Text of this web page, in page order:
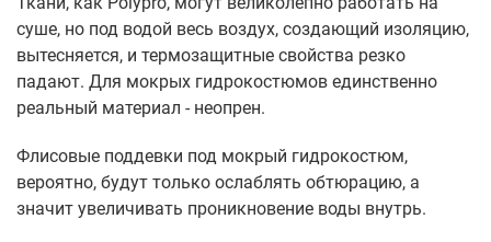
суше, но под водой весь воздух, создающий изоляцию,
вытесняется, и термозащитные свойства резко
падают. Для мокрых гидрокостюмов единственно
реальный материал - неопрен.
Флисовые поддевки под мокрый гидрокостюм,
вероятно, будут только ослаблять обтюрацию, а
значит увеличивать проникновение воды внутрь.